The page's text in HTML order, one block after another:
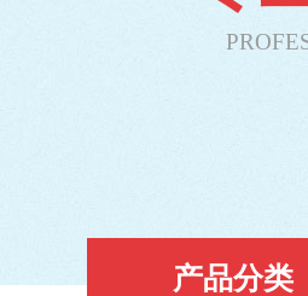
产品分类